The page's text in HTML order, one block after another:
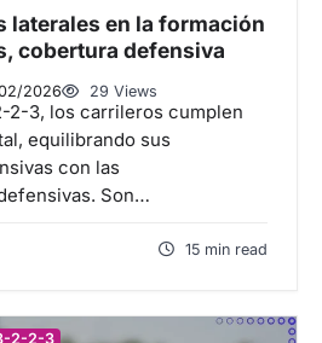
laterales en la formación
cobertura defensiva
2026 29 Views
2-3, los carrileros cumplen
equilibrando sus
con las
Son…
15 min read
2-2-3